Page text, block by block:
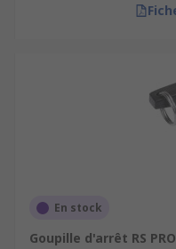
En stock
Goupille d'arrêt RS